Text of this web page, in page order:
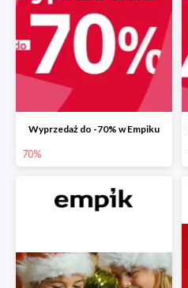
Wyprzedaż do -70% w Empiku
70%